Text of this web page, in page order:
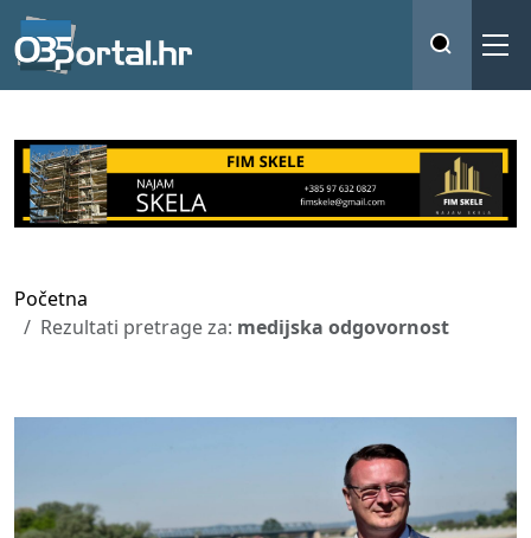
Početna
Rezultati pretrage za: medijska odgovornost